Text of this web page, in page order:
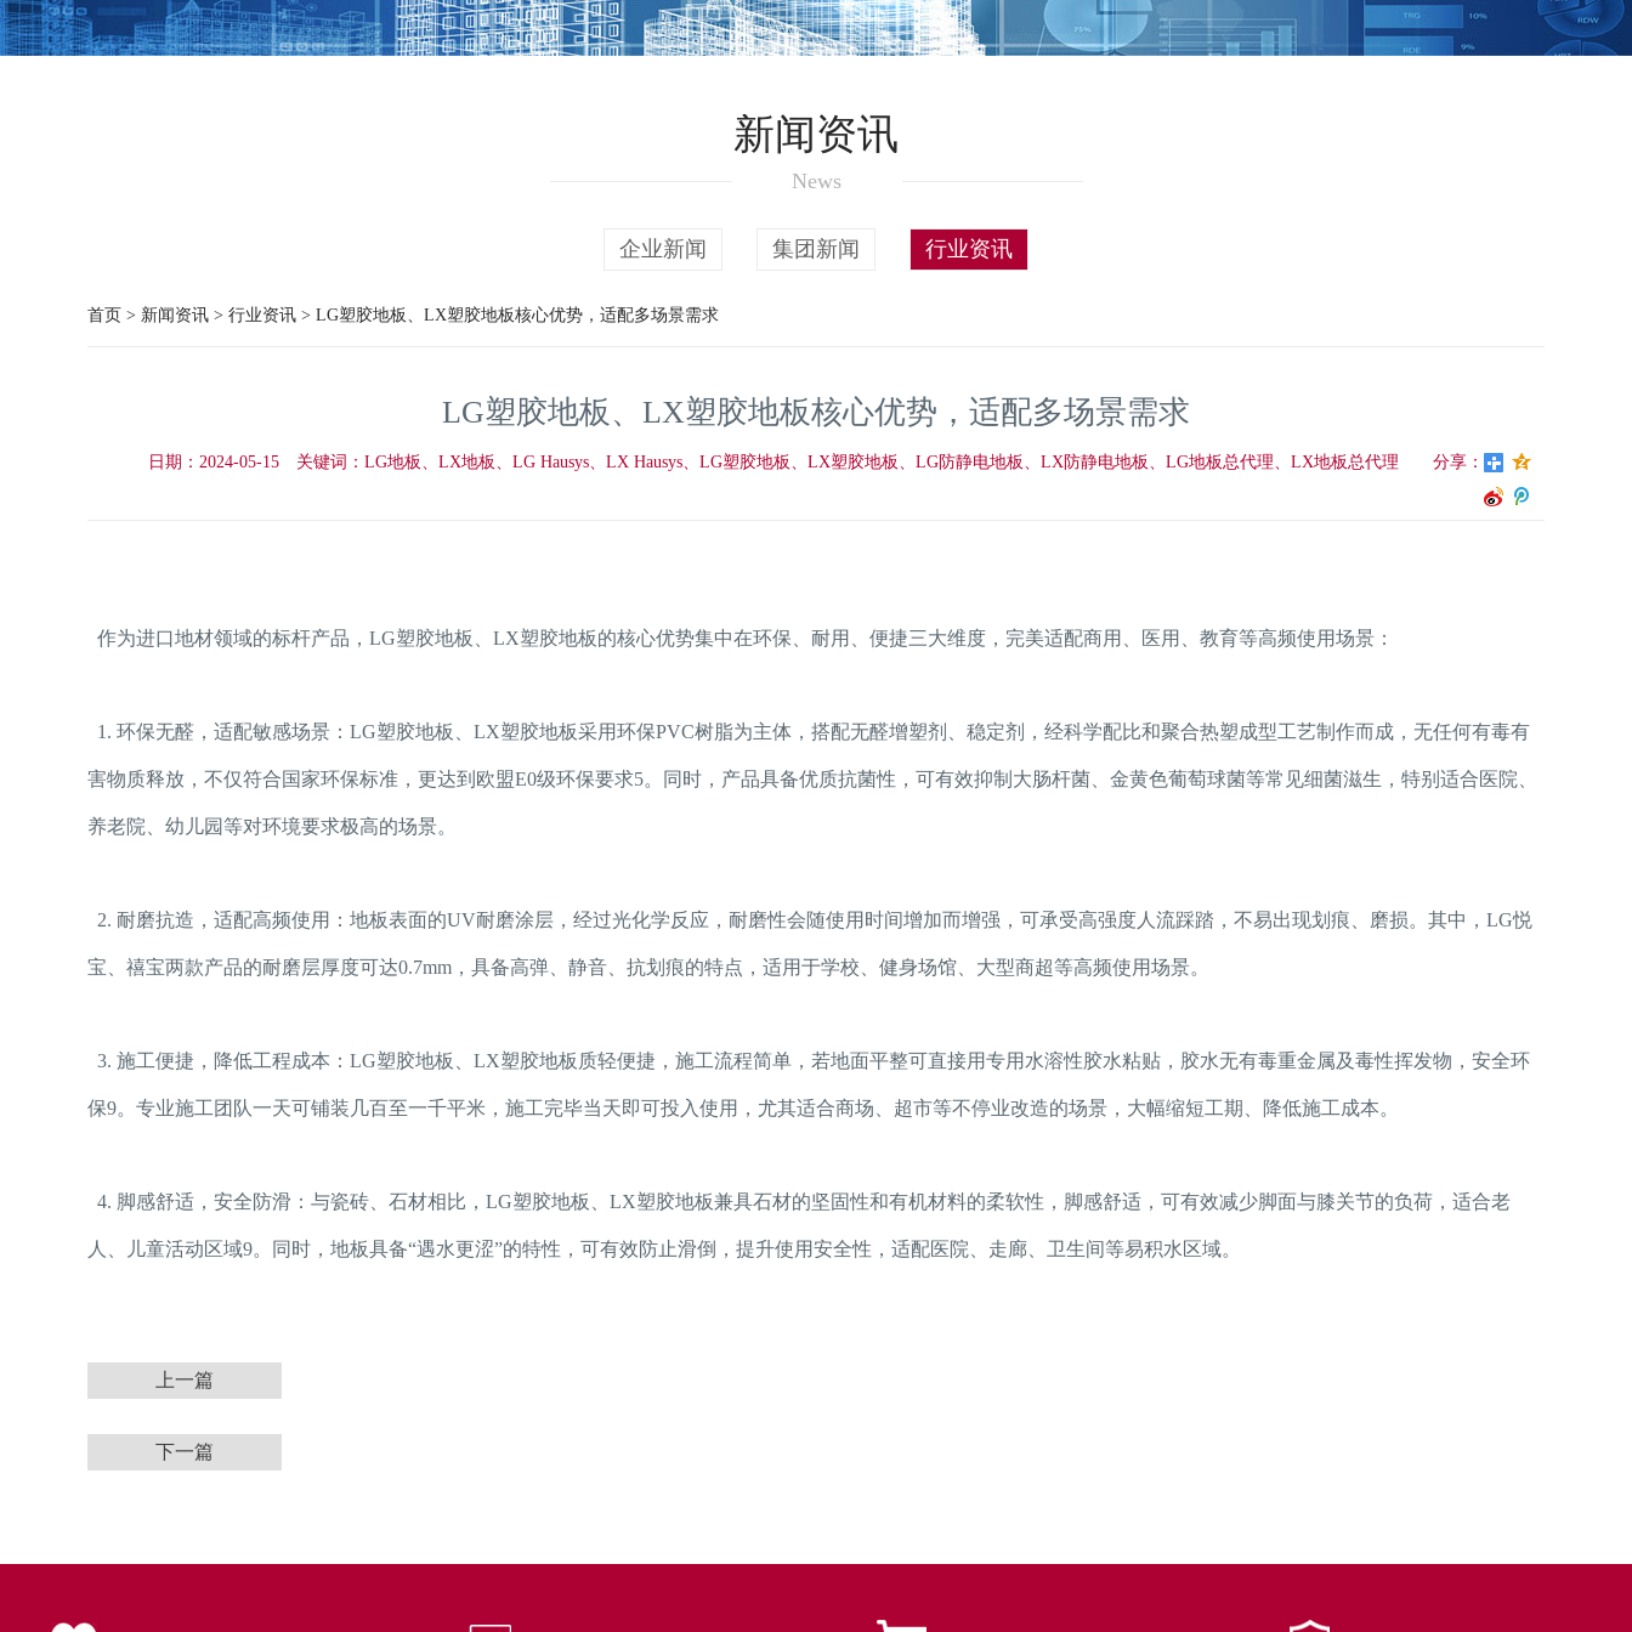
新闻资讯
News
企业新闻 集团新闻 行业资讯
首页 > 新闻资讯 > 行业资讯 > LG塑胶地板、LX塑胶地板核心优势，适配多场景需求
LG塑胶地板、LX塑胶地板核心优势，适配多场景需求
日期：2024-05-15 关键词：LG地板、LX地板、LG Hausys、LX Hausys、LG塑胶地板、LX塑胶地板、LG防静电地板、LX防静电地板、LG地板总代理、LX地板总代理 分享：
作为进口地材领域的标杆产品， LG塑胶地板、LX塑胶地板的核心优势集中在环保、耐用、便捷三大维度，完美适配商用、医用、教育等高频使用场景：
1. 环保无醛，适配敏感场景： LG塑胶地板、LX塑胶地板采用环保PVC树脂为主体，搭配无醛增塑剂、稳定剂，经科学配比和聚合热塑成型工艺制作而成，无任何有毒有
害物质释放，不仅符合国家环保标准，更达到欧盟E0级环保要求5。同时，产品具备优质抗菌性，可有效抑制大肠杆菌、金黄色葡萄球菌等常见细菌滋生，特别适合医院、
养老院、幼儿园等对环境要求极高的场景。
2. 耐磨抗造，适配高频使用：地板表面的UV耐磨涂层，经过光化学反应，耐磨性会随使用时间增加而增强，可承受高强度人流踩踏，不易出现划痕、磨损。其中，LG悦
宝、禧宝两款产品的耐磨层厚度可达0.7mm，具备高弹、静音、抗划痕的特点，适用于学校、健身场馆、大型商超等高频使用场景。
3. 施工便捷，降低工程成本： LG塑胶地板、LX塑胶地板 质轻便捷，施工流程简单，若地面平整可直接用专用水溶性胶水粘贴，胶水无有毒重金属及毒性挥发物，安全环
保9。专业施工团队一天可铺装几百至一千平米，施工完毕当天即可投入使用，尤其适合商场、超市等不停业改造的场景，大幅缩短工期、降低施工成本。
4. 脚感舒适，安全防滑：与瓷砖、石材相比， LG塑胶地板、LX塑胶地板兼具石材的坚固性和有机材料的柔软性，脚感舒适，可有效减少脚面与膝关节的负荷，适合老
人、儿童活动区域9。同时，地板具备“遇水更涩”的特性，可有效防止滑倒，提升使用安全性，适配医院、走廊、卫生间等易积水区域。
上一篇
下一篇